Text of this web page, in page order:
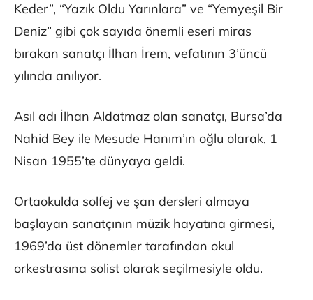
Keder”, “Yazık Oldu Yarınlara” ve “Yemyeşil Bir
Deniz” gibi çok sayıda önemli eseri miras
bırakan sanatçı İlhan İrem, vefatının 3’üncü
yılında anılıyor.
Asıl adı İlhan Aldatmaz olan sanatçı, Bursa’da
Nahid Bey ile Mesude Hanım’ın oğlu olarak, 1
Nisan 1955’te dünyaya geldi.
Ortaokulda solfej ve şan dersleri almaya
başlayan sanatçının müzik hayatına girmesi,
1969’da üst dönemler tarafından okul
orkestrasına solist olarak seçilmesiyle oldu.